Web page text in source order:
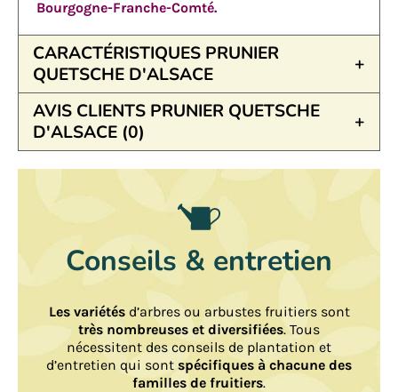
Bourgogne-Franche-Comté.
CARACTÉRISTIQUES PRUNIER
QUETSCHE D'ALSACE
AVIS CLIENTS PRUNIER QUETSCHE
D'ALSACE (0)
Conseils & entretien
Les variétésd’arbres ou arbustes fruitiers sont
très nombreuses et diversifiées. Tous
nécessitent des conseils de plantation et
d’entretien qui sont spécifiques à chacune des
familles de fruitiers.